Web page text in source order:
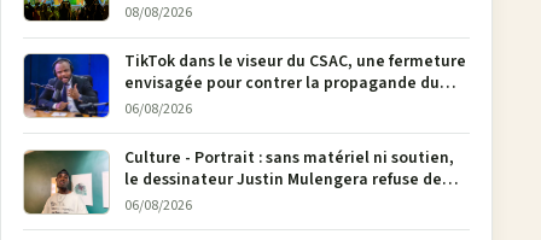
08/08/2026
TikTok dans le viseur du CSAC, une fermeture
envisagée pour contrer la propagande du
M23
06/08/2026
Culture - Portrait : sans matériel ni soutien,
le dessinateur Justin Mulengera refuse de
poser son crayon
06/08/2026